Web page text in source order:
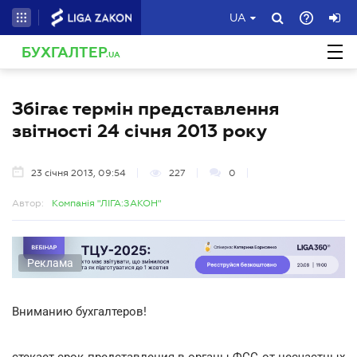
UA
БУХГАЛТЕР.UA
Збігає термін представлення
звітності 24 січня 2013 року
23 січня 2013, 09:54 227 0
Автор: Компанія "ЛІГА:ЗАКОН"
Реклама
Вниманию бухгалтеров!